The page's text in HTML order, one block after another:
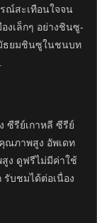
ณ์สะเทือนใจจน
งเล็กๆ อย่างชินซู-
ธยมชินซูในชนบท
ซีรีย์เกาหลี ซีรีย์
ณภาพสูง อัพเดท
ง ดูฟรีไม่มีค่าใช้
บชมได้ต่อเนื่อง